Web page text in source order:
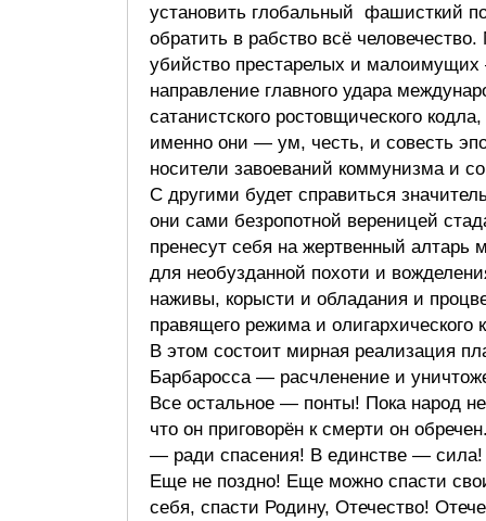
установить глобальный фашисткий
обратить в рабство всё
убийство престарелых и
направление главного удара
сатанистского ростовщического кодла,
именно они — ум, честь, и совесть
носители завоеваний коммунизма и
С другими будет справиться
они сами безропотной вереницей
пренесут себя на жертвенный алтарь
для необузданной похоти и
наживы, корысти и обладания и
правящего режима и олигархического
В этом состоит мирная реализация
Барбаросса — расчленение и
Все остальное — понты! Пока народ не
что он приговорён к смерти он
— ради спасения! В единстве — сила!
Еще не поздно! Еще можно спасти
себя, спасти Родину, Отечество!